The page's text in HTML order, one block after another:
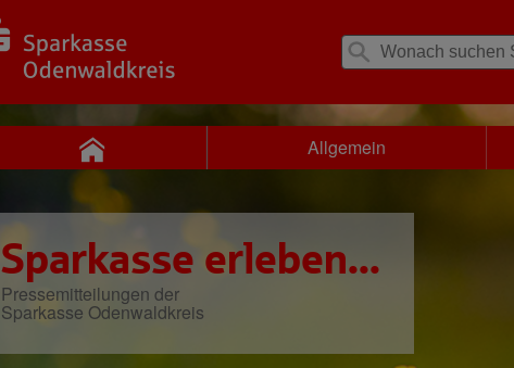
Allgemein
Sparkasse erleben...
Pressemitteilungen der
Sparkasse Odenwaldkreis